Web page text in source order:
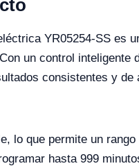
YR05254-SS es
un control
consistentes y de
lo que permite un
hasta 999